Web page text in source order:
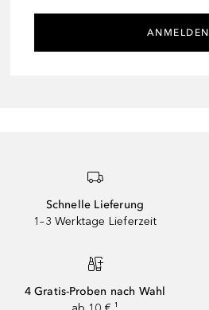
ANMELDEN
Schnelle Lieferung
1–3 Werktage Lieferzeit
4 Gratis-Proben nach Wahl